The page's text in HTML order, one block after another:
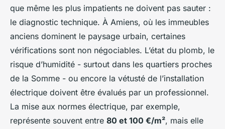
que même les plus impatients ne doivent pas sauter :
le diagnostic technique. À Amiens, où les immeubles
anciens dominent le paysage urbain, certaines
vérifications sont non négociables. L’état du plomb, le
risque d’humidité - surtout dans les quartiers proches
de la Somme - ou encore la vétusté de l’installation
électrique doivent être évalués par un professionnel.
La mise aux normes électrique, par exemple,
représente souvent entre 80 et 100 €/m², mais elle